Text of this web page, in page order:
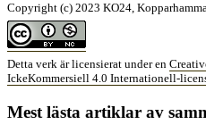
Copyright (c) 2023 KO24,
Detta verk är licensierat under en
IckeKommersiell 4.0 Internationell-
Mest lästa artiklar av